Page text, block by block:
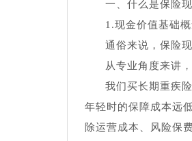
一、什么是保险
1.现金价值基础概
通俗来说，保险
从专业角度来讲
我们买长期重疾
年轻时的保障成本远
除运营成本、风险保